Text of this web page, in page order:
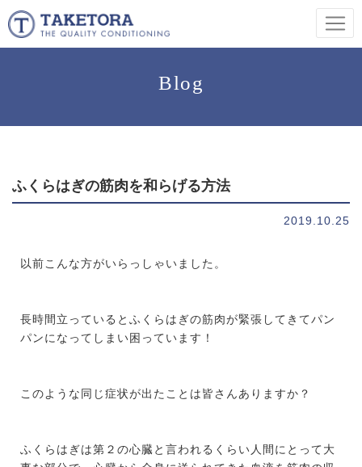
Blog
ふくらはぎの筋肉を和らげる方法
2019.10.25
以前こんな方がいらっしゃいました。
長時間立っているとふくらはぎの筋肉が緊張してきてパン
パンになってしまい困っています！
このような同じ症状が出たことは皆さんありますか？
ふくらはぎは第２の心臓と言われるくらい人間にとって大